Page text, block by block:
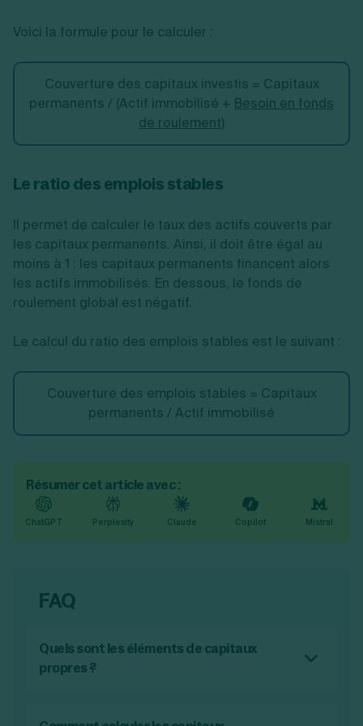
Voici la formule pour le calculer :
Couverture des capitaux investis = Capitaux
permanents / (Actif immobilisé + Besoin en fonds
de roulement)
Le ratio des emplois stables
Il permet de calculer le taux des actifs couverts par
les capitaux permanents. Ainsi, il doit être égal au
moins à 1 : les capitaux permanents financent alors
les actifs immobilisés. En dessous, le fonds de
roulement global est négatif.
Le calcul du ratio des emplois stables est le suivant :
Couverture des emplois stables = Capitaux
permanents / Actif immobilisé
Résumer cet article avec :
ChatGPT Perplexity Claude Copilot Mistral
FAQ
Quels sont les éléments de capitaux
propres ?
Le capital social ;